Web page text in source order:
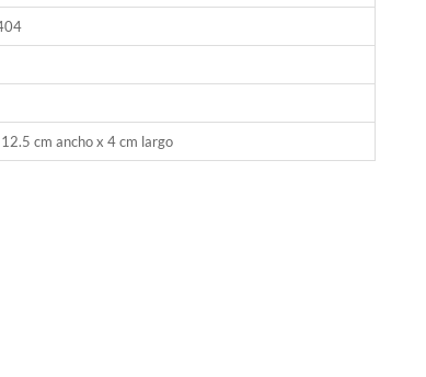
cm ancho x 4 cm largo